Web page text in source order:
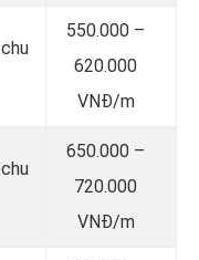
550.000 –
620.000
VNĐ/m
650.000 –
720.000
VNĐ/m